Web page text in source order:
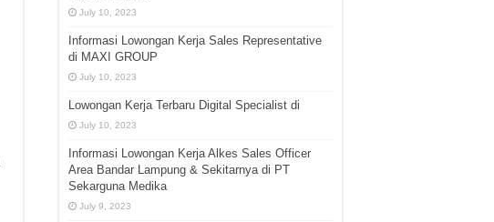
July 10, 2023
Informasi Lowongan Kerja Sales Representative
di MAXI GROUP
July 10, 2023
Lowongan Kerja Terbaru Digital Specialist di
July 10, 2023
Informasi Lowongan Kerja Alkes Sales Officer
Area Bandar Lampung & Sekitarnya di PT
Sekarguna Medika
July 9, 2023